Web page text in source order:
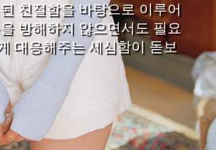
친절함을 바탕으로 이루어
방해하지 않으면서도 필요
대응해주는 세심함이 돋보